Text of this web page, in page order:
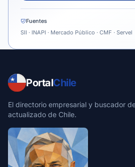
Fuentes
SII · INAPI · Mercado Público · CMF · Servel
PortalChile
El directorio empresarial y buscador
actualizado de Chile.